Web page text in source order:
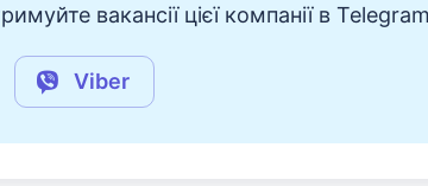
вакансії цієї компанії в
Viber